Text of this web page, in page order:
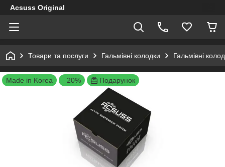
Acsuss Original
Товари та послуги Гальмівні колодки Гальмівні
Made in Korea –20% Подарунок